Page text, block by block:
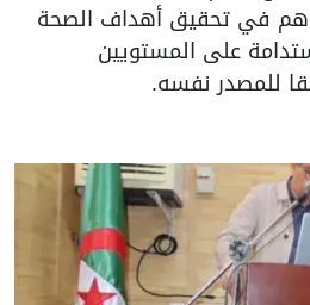
في تحقيق أهداف الصحة
على المستويين
للمصدر نفسه.